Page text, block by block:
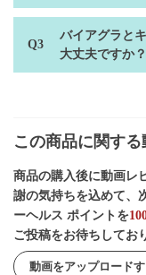
バイアグラと
大丈夫ですか？
この商品に関する
商品の購入後に動画レ
謝の気持ちを込めて、
ーヘルス ポイントを
ご投稿をお待ちしてお
動画をアップロード